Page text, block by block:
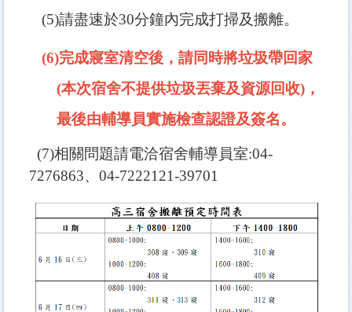
(5)請盡速於30分鐘內完成打掃及搬離。
(6)完成寢室清空後，請同時將垃圾帶回家
(本次宿舍不提供垃圾丟棄及資源回收)，
最後由輔導員實施檢查認證及簽名。
(7)相關問題請電洽宿舍輔導員室:04-
7276863、04-7222121-39701